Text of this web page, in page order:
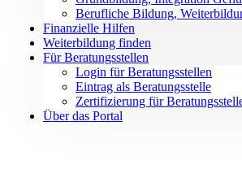
Berufliche Bildung,
Finanzielle Hilfen
Weiterbildung finden
Für Beratungsstellen
Login für Beratungsstellen
Eintrag als Beratungsstelle
Zertifizierung für
Über das Portal